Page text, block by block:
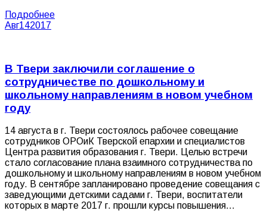
Подробнее
Авг142017
В Твери заключили соглашение о
сотрудничестве по дошкольному и
школьному направлениям в новом учебном
году
14 августа в г. Твери состоялось рабочее совещание
сотрудников ОРОиК Тверской епархии и специалистов
Центра развития образования г. Твери. Целью встречи
стало согласование плана взаимного сотрудничества по
дошкольному и школьному направлениям в новом учебном
году. В сентябре запланировано проведение совещания с
заведующими детскими садами г. Твери, воспитатели
которых в марте 2017 г. прошли курсы повышения…